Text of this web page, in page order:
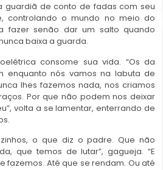
guardiã de conto de fadas com seu
controlando o mundo no meio do
fazer senão dar um salto quando
baixa a guarda.
consome sua vida. “Os da
enquanto nós vamos na labuta de
lhes fazemos nada, nos criamos
Por que não podem nos deixar
volta a se lamentar, enterrando de
o que diz o padre. Que não
que temos de lutar”, gagueja. “E
fazemos. Até que se rendam. Ou até